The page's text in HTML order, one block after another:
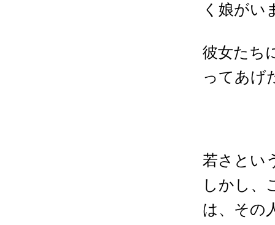
く娘がい
彼女たち
ってあげ
若さとい
しかし、
は、その